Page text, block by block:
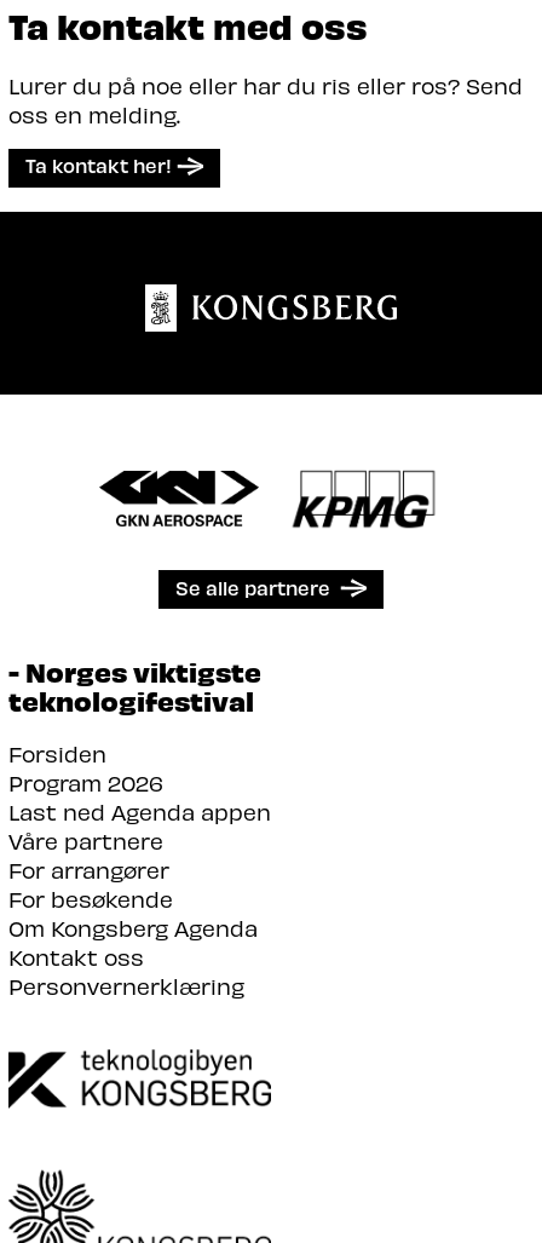
Ta kontakt med oss
Lurer du på noe eller har du ris eller ros? Send
oss en melding.
Ta kontakt her!
Se alle partnere
- Norges viktigste
teknologifestival
Forsiden
Program 2026
Last ned Agenda appen
Våre partnere
For arrangører
For besøkende
Om Kongsberg Agenda
Kontakt oss
Personvernerklæring